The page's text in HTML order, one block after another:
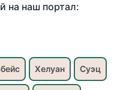
на наш портал:
Хелуан Суэц